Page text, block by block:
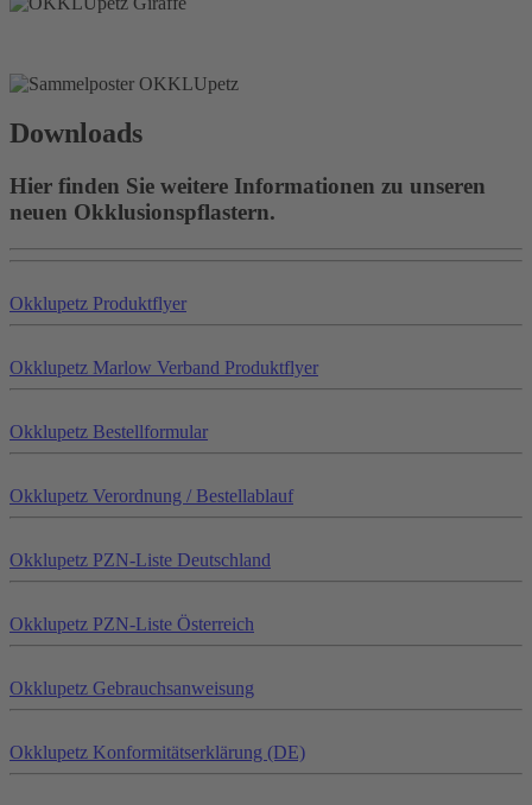
Downloads
Hier finden Sie weitere Informationen zu unseren
neuen Okklusionspflastern.
Okklupetz Produktflyer
Okklupetz Marlow Verband Produktflyer
Okklupetz Bestellformular
Okklupetz Verordnung / Bestellablauf
Okklupetz PZN-Liste Deutschland
Okklupetz PZN-Liste Österreich
Okklupetz Gebrauchsanweisung
Okklupetz Konformitätserklärung (DE)